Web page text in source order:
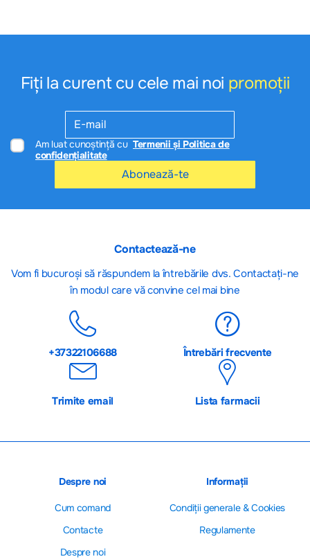
Fiți la curent cu cele mai noi promoții
Am luat cunoștință cu Termenii și Politica de
confidențialitate
Abonează-te
Contactează-ne
Vom fi bucuroși să răspundem la întrebările dvs. Contactați-ne
în modul care vă convine cel mai bine
+37322106688 Întrebări frecvente
Trimite email Lista farmacii
Despre noi
Cum comand
Contacte
Despre noi
Informații
Сondiții generale & Cookies
Regulamente